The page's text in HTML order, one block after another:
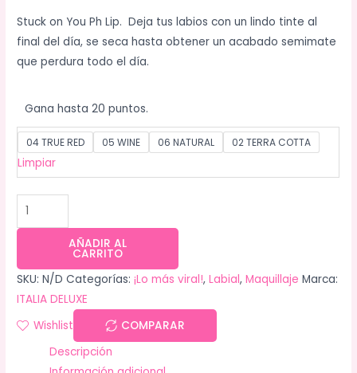
Stuck on You Ph Lip. Deja tus labios con un lindo tinte al
final del día, se seca hasta obtener un acabado semimate
que perdura todo el día.
Gana hasta 20 puntos.
04 TRUE RED 05 WINE 06 NATURAL 02 TERRA COTTA
Limpiar
AÑADIR AL
CARRITO
SKU:N/D Categorías:¡Lo más viral!,Labial,Maquillaje Marca:
ITALIA DELUXE
Wishlist
COMPARAR
Descripción